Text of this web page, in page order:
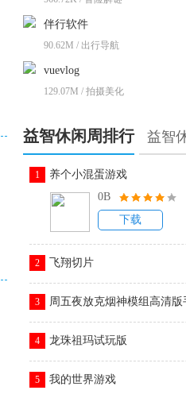
伴行软件
90.62M / 出行导航
vuevlog
129.07M / 拍摄美化
益智休闲周排行 益智
1
养个小混蛋游戏
0B
下载
2 飞翔切片
3 周五夜放克烟神模组高清版
4 龙珠祖玛试玩版
5 我的世界游戏